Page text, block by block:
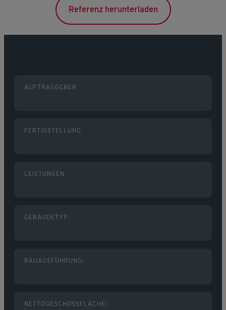
Referenz herunterladen
AUFTRAGGEBER
FERTIGSTELLUNG
LEISTUNGEN
GEBÄUDETYP
BAUAUSFÜHRUNG:
NETTOGESCHOSSFLÄCHE: